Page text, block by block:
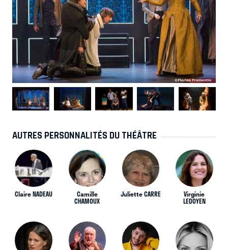
AUTRES PERSONNALITÉS DU THÉÂTRE
Claire NADEAU Camille
CHAMOUX
Juliette CARRE Virginie
LEDOYEN